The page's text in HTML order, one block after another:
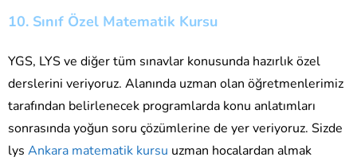
10. Sınıf Özel Matematik Kursu
YGS, LYS ve diğer tüm sınavlar konusunda hazırlık özel
derslerini veriyoruz. Alanında uzman olan öğretmenlerimiz
tarafından belirlenecek programlarda konu anlatımları
sonrasında yoğun soru çözümlerine de yer veriyoruz. Sizde
lys Ankara matematik kursu uzman hocalardan almak